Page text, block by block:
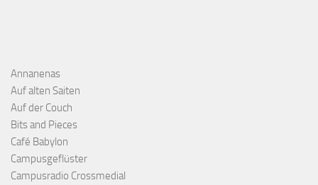
Annanenas
Auf alten Saiten
Auf der Couch
Bits and Pieces
Café Babylon
Campusgeflüster
Campusradio Crossmedial